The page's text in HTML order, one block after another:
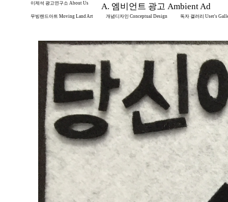
이제석 광고연구소 About Us A. 엠비언트 광고 Ambient Ad
무빙랜드아트 Moving Land Art 개념디자인 Conceptual Design 독자 갤러리 User's